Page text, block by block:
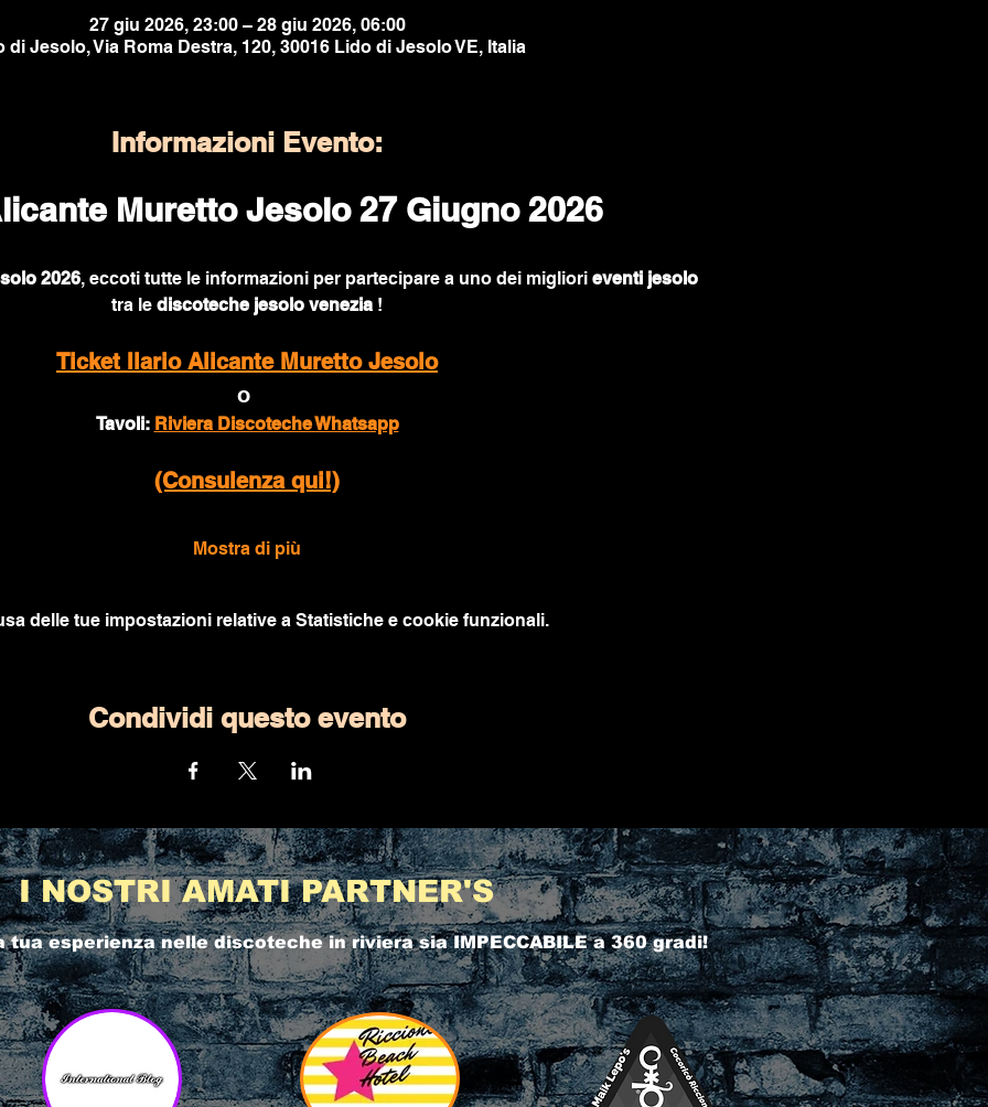
27 giu 2026, 23:00 – 28 giu 2026, 06:00
di Jesolo, Via Roma Destra, 120, 30016 Lido di Jesolo VE, Italia
Informazioni Evento:
Muretto Jesolo 27 Giugno 2026
2026, eccoti tutte le informazioni per partecipare a uno dei migliori eventi jesolo
tra le discoteche jesolo venezia !
Ticket Ilario Alicante Muretto Jesolo
o
Tavoli: Riviera Discoteche Whatsapp
(Consulenza qui!)
Mostra di più
delle tue impostazioni relative a Statistiche e cookie funzionali.
Condividi questo evento
I NOSTRI AMATI PARTNER'S
tua esperienza nellediscoteche in rivierasia IMPECCABILE a 360 gradi!